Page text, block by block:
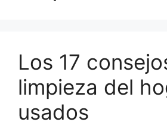
Los 17
limpieza del
usados